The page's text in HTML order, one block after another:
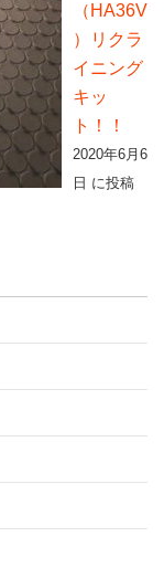
（HA36V
）リクラ
イニング
キッ
ト！！
2020年6月6
日 に投稿